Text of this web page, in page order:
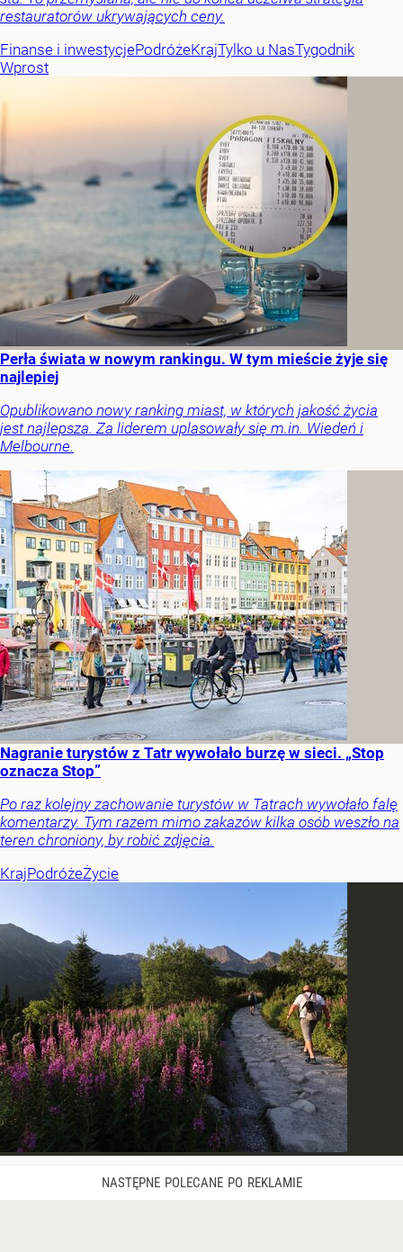
restauratorów ukrywających ceny.
Finanse i inwestycjePodróżeKrajTylko u NasTygodnik
Wprost
Perła świata w nowym rankingu. W tym mieście żyje się
najlepiej
Opublikowano nowy ranking miast, w których jakość życia
jest najlepsza. Za liderem uplasowały się m.in. Wiedeń i
Melbourne.
Nagranie turystów z Tatr wywołało burzę w sieci. „Stop
oznacza Stop”
Po raz kolejny zachowanie turystów w Tatrach wywołało falę
komentarzy. Tym razem mimo zakazów kilka osób weszło na
teren chroniony, by robić zdjęcia.
KrajPodróżeŻycie